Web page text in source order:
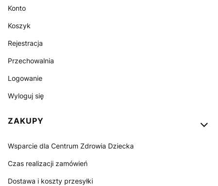
Konto
Koszyk
Rejestracja
Przechowalnia
Logowanie
Wyloguj się
ZAKUPY
Wsparcie dla Centrum Zdrowia Dziecka
Czas realizacji zamówień
Dostawa i koszty przesyłki